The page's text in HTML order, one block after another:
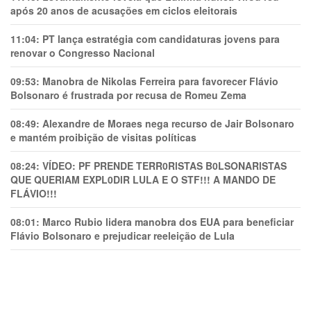
após 20 anos de acusações em ciclos eleitorais
11:04: PT lança estratégia com candidaturas jovens para
renovar o Congresso Nacional
09:53: Manobra de Nikolas Ferreira para favorecer Flávio
Bolsonaro é frustrada por recusa de Romeu Zema
08:49: Alexandre de Moraes nega recurso de Jair Bolsonaro
e mantém proibição de visitas políticas
08:24: VÍDEO: PF PRENDE TERR0RlSTAS B0LSONARlSTAS
QUE QUERIAM EXPL0DlR LULA E O STF!!! A MANDO DE
FLÁVIO!!!
08:01: Marco Rubio lidera manobra dos EUA para beneficiar
Flávio Bolsonaro e prejudicar reeleição de Lula